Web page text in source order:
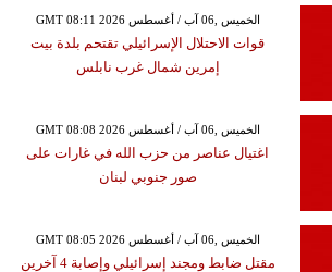
GMT 08:11 2026 الخميس ,06 آب / أغسطس
قوات الاحتلال الإسرائيلي تقتحم بلدة بيت
إمرين شمال غرب نابلس
GMT 08:08 2026 الخميس ,06 آب / أغسطس
اغتيال عناصر من حزب الله في غارات على
صور جنوبي لبنان
GMT 08:05 2026 الخميس ,06 آب / أغسطس
مقتل ضابط ومجند إسرائيلي وإصابة 4 آخرين